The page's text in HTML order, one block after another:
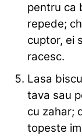
pentru ca
repede;
cuptor, ei
racesc.
Lasa
tava sau
cu zahar;
topeste